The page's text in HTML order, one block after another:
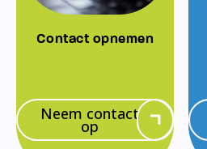
Contact opnemen
Neem contact
op